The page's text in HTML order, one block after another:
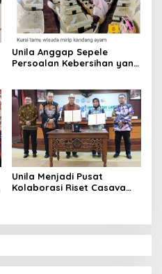
Unila Anggap Sepele
Persoalan Kebersihan yang
Prabowo Subianto
Gaungkan ASRI
Unila Menjadi Pusat
Kolaborasi Riset Casava